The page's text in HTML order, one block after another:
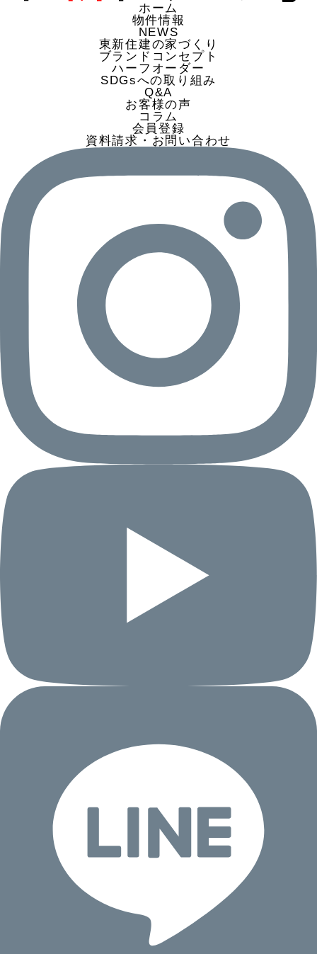
ホーム
物件情報
NEWS
東新住建の家づくり
ブランドコンセプト
ハーフオーダー
SDGsへの取り組み
Q&A
お客様の声
コラム
会員登録
資料請求・お問い合わせ